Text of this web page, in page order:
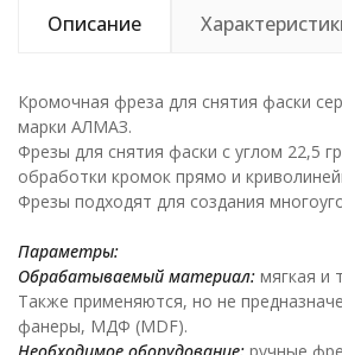
Описание
Кромочная фреза для снятия фаски
марки АЛМАЗ.
Фрезы для снятия фаски с углом 22,5
обработки кромок прямо и
Фрезы подходят для создания
Параметры:
Обрабатываемый материал: мягкая и
Также применяются, но не
фанеры, МДФ (MDF).